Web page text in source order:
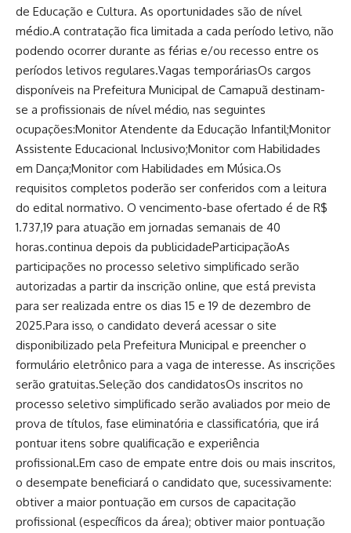
de Educação e Cultura. As oportunidades são de nível
médio.A contratação fica limitada a cada período letivo, não
podendo ocorrer durante as férias e/ou recesso entre os
períodos letivos regulares.Vagas temporáriasOs cargos
disponíveis na Prefeitura Municipal de Camapuã destinam-
se a profissionais de nível médio, nas seguintes
ocupações:Monitor Atendente da Educação Infantil;Monitor
Assistente Educacional Inclusivo;Monitor com Habilidades
em Dança;Monitor com Habilidades em Música.Os
requisitos completos poderão ser conferidos com a leitura
do edital normativo. O vencimento-base ofertado é de R$
1.737,19 para atuação em jornadas semanais de 40
horas.continua depois da publicidadeParticipaçãoAs
participações no processo seletivo simplificado serão
autorizadas a partir da inscrição online, que está prevista
para ser realizada entre os dias 15 e 19 de dezembro de
2025.Para isso, o candidato deverá acessar o site
disponibilizado pela Prefeitura Municipal e preencher o
formulário eletrônico para a vaga de interesse. As inscrições
serão gratuitas.Seleção dos candidatosOs inscritos no
processo seletivo simplificado serão avaliados por meio de
prova de títulos, fase eliminatória e classificatória, que irá
pontuar itens sobre qualificação e experiência
profissional.Em caso de empate entre dois ou mais inscritos,
o desempate beneficiará o candidato que, sucessivamente:
obtiver a maior pontuação em cursos de capacitação
profissional (específicos da área); obtiver maior pontuação